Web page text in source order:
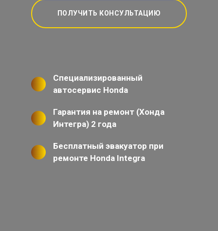
ПОЛУЧИТЬ КОНСУЛЬТАЦИЮ
Специализированный
автосервис Honda
Гарантия на ремонт (Хонда
Интегра) 2 года
Бесплатный эвакуатор при
ремонте Honda Integra